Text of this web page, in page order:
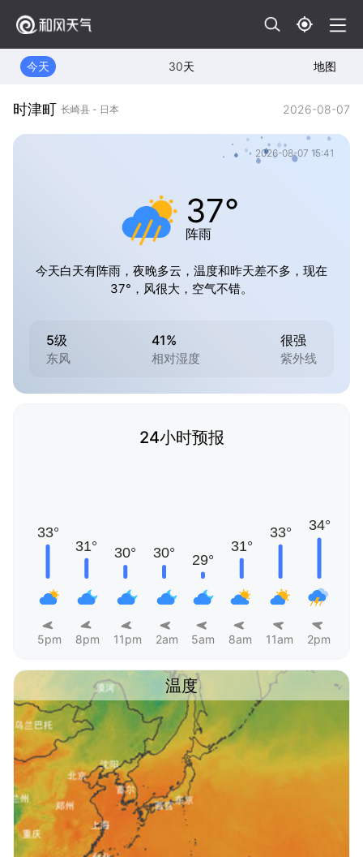
今天 30天 地图
时津町 长崎县 - 日本 2026-08-07
2026-08-07 15:41
37°
阵雨
今天白天有阵雨，夜晚多云，温度和昨天差不多，现在
37°，风很大，空气不错。
5级
东风
41%
相对湿度
很强
紫外线
24小时预报
5pm 8pm 11pm 2am 5am 8am 11am 2pm
温度